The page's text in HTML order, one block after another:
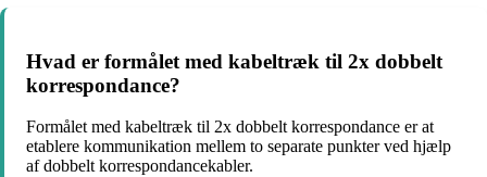
Hvad er formålet med kabeltræk til 2x dobbelt
korrespondance?
Formålet med kabeltræk til 2x dobbelt korrespondance er at
etablere kommunikation mellem to separate punkter ved hjælp
af dobbelt korrespondancekabler.